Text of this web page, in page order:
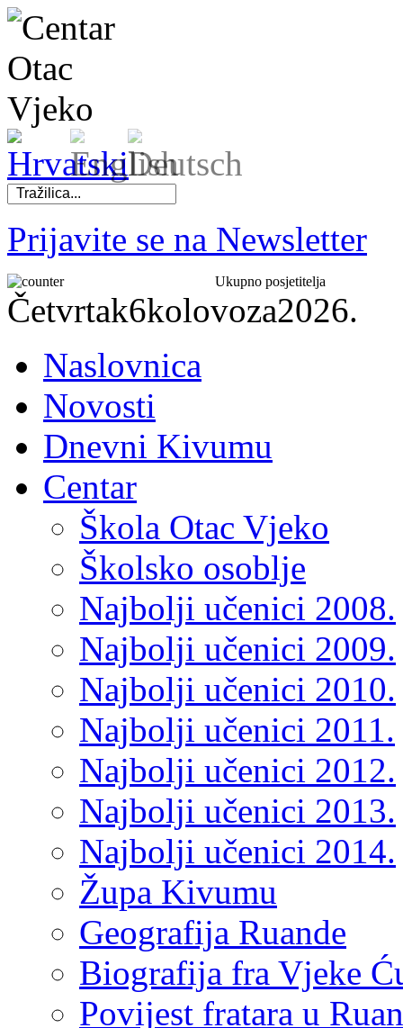
Prijavite se na Newsletter
Ukupno posjetitelja
Četvrtak6kolovoza2026.
Naslovnica
Novosti
Dnevni Kivumu
Centar
Škola Otac Vjeko
Školsko osoblje
Najbolji učenici 2008.
Najbolji učenici 2009.
Najbolji učenici 2010.
Najbolji učenici 2011.
Najbolji učenici 2012.
Najbolji učenici 2013.
Najbolji učenici 2014.
Župa Kivumu
Geografija Ruande
Biografija fra Vjeke
Povijest fratara u